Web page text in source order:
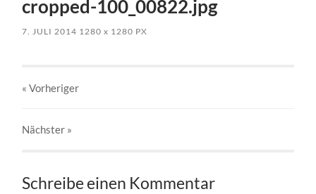
cropped-100_00822.jpg
7. JULI 2014 1280x 1280 PX
« Vorheriger
Nächster »
Schreibe einen Kommentar